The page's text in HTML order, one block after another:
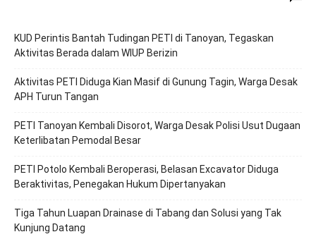
KUD Perintis Bantah Tudingan PETI di Tanoyan, Tegaskan
Aktivitas Berada dalam WIUP Berizin
Aktivitas PETI Diduga Kian Masif di Gunung Tagin, Warga Desak
APH Turun Tangan
PETI Tanoyan Kembali Disorot, Warga Desak Polisi Usut Dugaan
Keterlibatan Pemodal Besar
PETI Potolo Kembali Beroperasi, Belasan Excavator Diduga
Beraktivitas, Penegakan Hukum Dipertanyakan
Tiga Tahun Luapan Drainase di Tabang dan Solusi yang Tak
Kunjung Datang